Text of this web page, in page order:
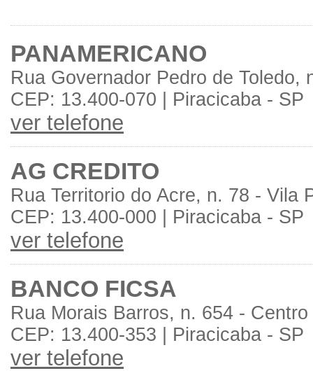
PANAMERICANO
Rua Governador Pedro de Toledo,
CEP: 13.400-070 | Piracicaba - SP
ver telefone
AG CREDITO
Rua Territorio do Acre, n. 78 - Vila
CEP: 13.400-000 | Piracicaba - SP
ver telefone
BANCO FICSA
Rua Morais Barros, n. 654 - Centro
CEP: 13.400-353 | Piracicaba - SP
ver telefone